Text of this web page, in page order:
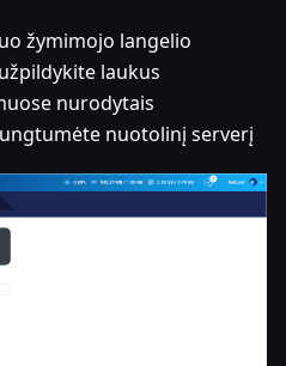
žymimojo langelio
laukus
nurodytais
nuotolinį serverį